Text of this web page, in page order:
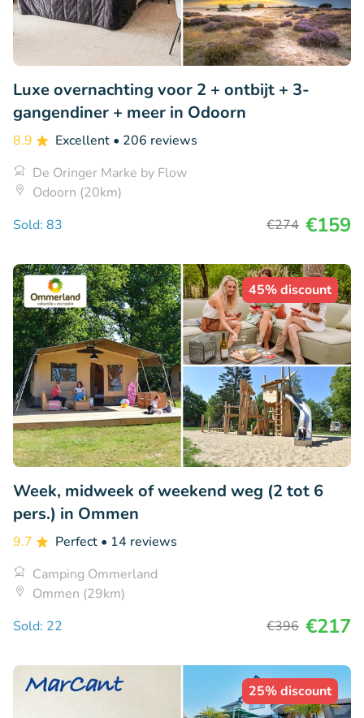
Luxe overnachting voor 2 + ontbijt + 3-
gangendiner + meer in Odoorn
8.9 Excellent • 206 reviews
De Oringer Marke by Flow
Odoorn (20km)
Sold: 83
€274 €159
45% discount
Week, midweek of weekend weg (2 tot 6
pers.) in Ommen
9.7 Perfect • 14 reviews
Camping Ommerland
Ommen (29km)
Sold: 22
€396 €217
25% discount